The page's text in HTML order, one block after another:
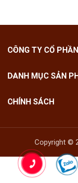
CÔNG TY CỔ
DANH MỤC SẢN
CHÍNH SÁCH
Copyright ©